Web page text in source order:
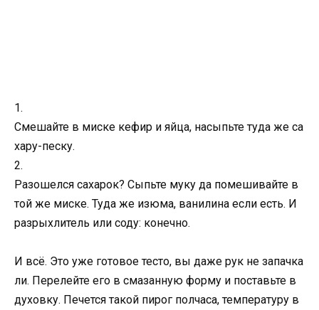
1.
Смешайте в миске кефир и яйца, насыпьте туда же са
хару-песку.
2.
Разошелся сахарок? Сыпьте муку да помешивайте в
той же миске. Туда же изюма, ванилина если есть. И
разрыхлитель или соду: конечно.
И всё. Это уже готовое тесто, вы даже рук не запачка
ли. Перелейте его в смазанную форму и поставьте в
духовку. Печется такой пирог полчаса, температуру в